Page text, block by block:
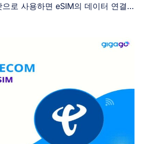
로 사용하면 eSIM의 데이터 연결